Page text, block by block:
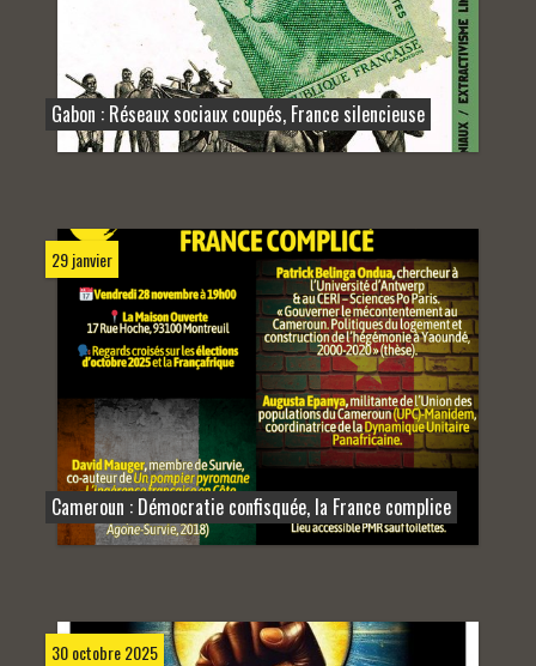
Gabon : Réseaux sociaux coupés, France silencieuse
29 janvier
Cameroun : Démocratie confisquée, la France complice
30 octobre 2025